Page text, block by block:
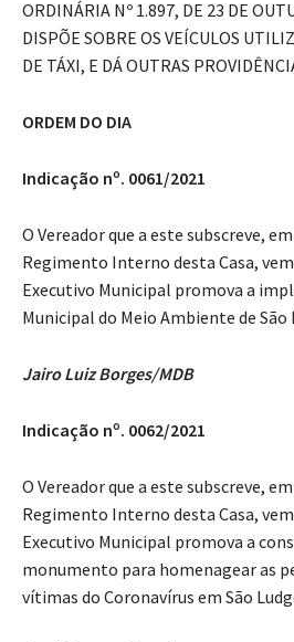
ORDINÁRIA Nº 1.897, DE 23 DE
DISPÕE SOBRE OS VEÍCULOS
DE TÁXI, E DÁ OUTRAS
ORDEM DO DIA
Indicação nº. 0061/2021
O Vereador que a este subscreve,
Regimento Interno desta Casa,
Executivo Municipal promova a
Municipal do Meio Ambiente de São
Jairo Luiz Borges/MDB
Indicação nº. 0062/2021
O Vereador que a este subscreve,
Regimento Interno desta Casa,
Executivo Municipal promova a
monumento para homenagear as
vítimas do Coronavírus em São